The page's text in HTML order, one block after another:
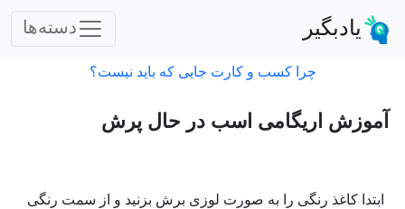
یادبگیر دسته‌ها
چرا کسب و کارت جایی که باید نیست؟
آموزش اریگامی اسب در حال پرش
ابتدا کاغذ رنگی را به صورت لوزی برش بزنید و از سمت رنگی